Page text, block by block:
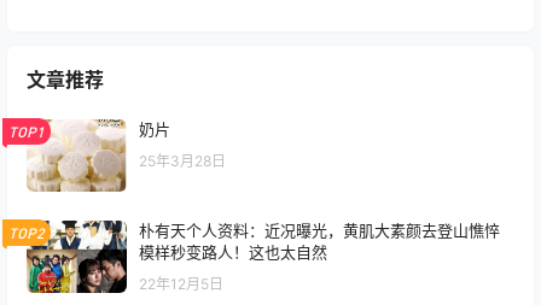
文章推荐
TOP1 奶片
25年3月28日
TOP2
朴有天个人资料：近况曝光，黄肌大素颜去登山憔悴
模样秒变路人！这也太自然
22年12月5日